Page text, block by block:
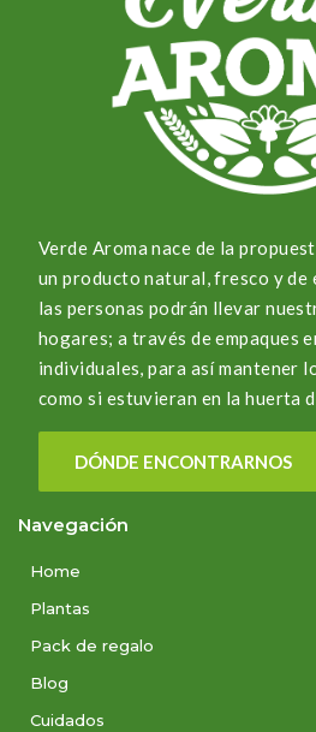
Verde Aroma nace de la
un producto natural, fresco y de
las personas podrán llevar
hogares; a través de empaques
individuales, para así mantener
como si estuvieran en la huerta
DÓNDE ENCONTRARNOS
Navegación
Home
Plantas
Pack de regalo
Blog
Cuidados